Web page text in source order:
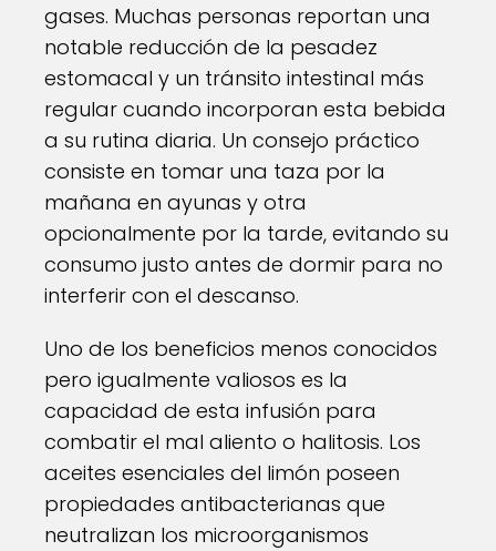
gases. Muchas personas reportan una
notable reducción de la pesadez
estomacal y un tránsito intestinal más
regular cuando incorporan esta bebida
a su rutina diaria. Un consejo práctico
consiste en tomar una taza por la
mañana en ayunas y otra
opcionalmente por la tarde, evitando su
consumo justo antes de dormir para no
interferir con el descanso.
Uno de los beneficios menos conocidos
pero igualmente valiosos es la
capacidad de esta infusión para
combatir el mal aliento o halitosis. Los
aceites esenciales del limón poseen
propiedades antibacterianas que
neutralizan los microorganismos